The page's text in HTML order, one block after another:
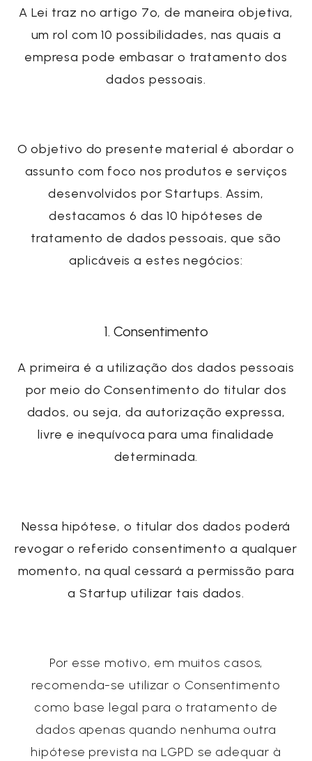
A Lei traz no artigo 7º, de maneira objetiva,
um rol com10 possibilidades, nas quais a
empresa pode embasar o tratamento dos
dados pessoais.
O objetivo do presente material é abordar o
assunto com foco nos produtos e serviços
desenvolvidos porStartups. Assim,
destacamos 6 das 10 hipóteses de
tratamento de dados pessoais, que são
aplicáveis a estes negócios:
1. Consentimento
A primeira é a utilização dos dados pessoais
por meio do Consentimento do titular dos
dados, ou seja, da autorização expressa,
livre e inequívoca para uma finalidade
determinada.
Nessa hipótese, o titular dos dados poderá
revogar o referido consentimento a qualquer
momento, na qual cessará a permissão para
a Startup utilizar tais dados.
Por esse motivo, em muitos casos,
recomenda-se utilizar o Consentimento
como base legal para o tratamento de
dados apenas quando nenhuma outra
hipótese prevista na LGPD se adequar à